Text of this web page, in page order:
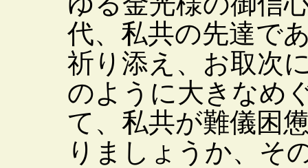
代、私共の先達で
祈り添え、お取次
のように大きなめ
て、私共が難儀困
りましょうか、そ